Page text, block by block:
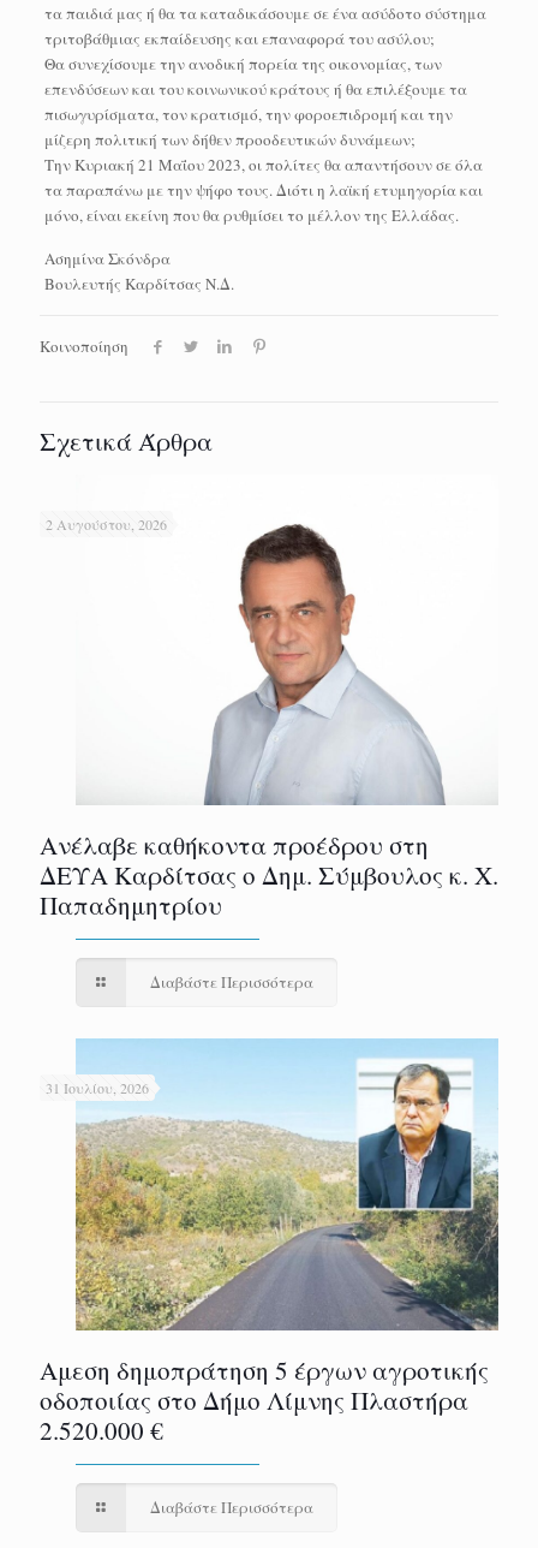
τα παιδιά μας ή θα τα καταδικάσουμε σε ένα ασύδοτο σύστημα
τριτοβάθμιας εκπαίδευσης και επαναφορά του ασύλου;
Θα συνεχίσουμε την ανοδική πορεία της οικονομίας, των
επενδύσεων και του κοινωνικού κράτους ή θα επιλέξουμε τα
πισωγυρίσματα, τον κρατισμό, την φοροεπιδρομή και την
μίζερη πολιτική των δήθεν προοδευτικών δυνάμεων;
Την Κυριακή 21 Μαΐου 2023, οι πολίτες θα απαντήσουν σε όλα
τα παραπάνω με την ψήφο τους. Διότι η λαϊκή ετυμηγορία και
μόνο, είναι εκείνη που θα ρυθμίσει το μέλλον της Ελλάδας.
Ασημίνα Σκόνδρα
Βουλευτής Καρδίτσας Ν.Δ.
Κοινοποίηση
Σχετικά Άρθρα
2 Αυγούστου, 2026
Ανέλαβε καθήκοντα προέδρου στη
ΔΕΥΑ Καρδίτσας ο Δημ. Σύμβουλος κ. Χ.
Παπαδημητρίου
Διαβάστε Περισσότερα
31 Ιουλίου, 2026
Αμεση δημοπράτηση 5 έργων αγροτικής
οδοποιίας στο Δήμο Λίμνης Πλαστήρα
2.520.000 €
Διαβάστε Περισσότερα